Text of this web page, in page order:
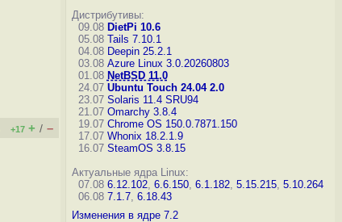
+17 + / –
Дистрибутивы:
09.08 DietPi 10.6
05.08 Tails 7.10.1
04.08 Deepin 25.2.1
03.08 Azure Linux 3.0.20260803
01.08 NetBSD 11.0
24.07 Ubuntu Touch 24.04 2.0
23.07 Solaris 11.4 SRU94
21.07 Omarchy 3.8.4
19.07 Chrome OS 150.0.7871.150
17.07 Whonix 18.2.1.9
16.07 SteamOS 3.8.15
Актуальные ядра Linux:
07.08 6.12.102, 6.6.150, 6.1.182, 5.15.215, 5.10.264
06.08 7.1.7, 6.18.43
Изменения в ядре 7.2